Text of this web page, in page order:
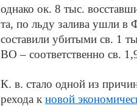
од­на­ко ок. 8 тыс.
та, по льду за­ли­ва уш­ли
со­ста­ви­ли уби­ты­ми св. 1
ВО – со­от­вет­ст­вен­но св.
К. в. ста­ло од­ной из
ре­хо­да к но­вой